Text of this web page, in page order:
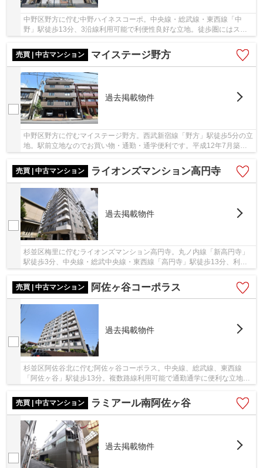
中野区野方に佇む中野ハイネスコーポ。中央線・総武線・東西線「中
野」駅徒歩13分、3沿線利用可能で利便性良好な立地。徒歩圏にはスー
売買 | 中古マンション
マイステージ野方
過去掲載物件
中野区野方に佇むマイステージ野方。西武新宿線「野方」駅徒歩5分の立
地。駅前立地なのでお買い物・通勤・通学便利です。平成12年7月築、7
売買 | 中古マンション
ライオンズマンション高円寺
過去掲載物件
杉並区梅里に佇むライオンズマンション高円寺。丸ノ内線「新高円寺」
駅徒歩3分、中央線・総武中央線・東西線「高円寺」駅徒歩13分、利便
性良好な立地。徒歩圏にはスーパーやコンビニ、...
売買 | 中古マンション
阿佐ヶ谷コーポラス
過去掲載物件
杉並区阿佐谷北に佇む阿佐ヶ谷コーポラス。中央線、総武線、東西線
「阿佐ヶ谷」駅徒歩13分。複数路線利用可能で通勤通学に便利な立地で
売買 | 中古マンション
ラミアール南阿佐ヶ谷
過去掲載物件